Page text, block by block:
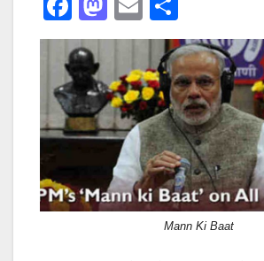
a
c
e
b
o
o
k
a
st
o
d
o
n
m
ail
h
ar
e
Mann Ki Baat